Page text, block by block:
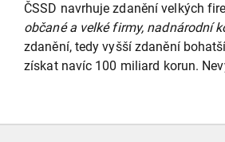
ČSSD navrhuje zdanění velkých
občané a velké firmy, nadnárodní
zdanění, tedy vyšší zdanění
získat navíc 100 miliard korun.